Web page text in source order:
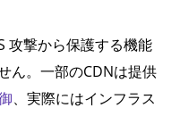
攻撃から保護する機能
ん。一部のCDNは提供
、実際にはインフラス